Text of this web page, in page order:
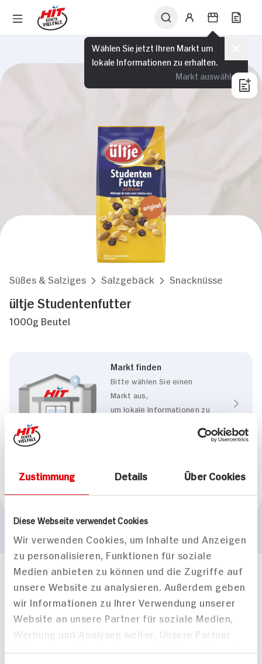
Zustimmung Details Über Cookies
Diese Webseite verwendet Cookies
Wir verwenden Cookies, um Inhalte und Anzeigen
zu personalisieren, Funktionen für soziale
Medien anbieten zu können und die Zugriffe auf
unsere Website zu analysieren. Außerdem geben
wir Informationen zu Ihrer Verwendung unserer
Website an unsere Partner für soziale Medien,
Werbung und Analysen weiter. Unsere Partner
Wählen Sie jetzt Ihren Markt um
lokale Informationen zu erhalten.
Markt auswählen
Süßes & Salziges Salzgebäck Snacknüsse
ültje Studentenfutter
1000g Beutel
Markt finden
Bitte wählen Sie einen
Markt aus,
um lokale Informationen zu
Mehr Informationen in unserem FAQ
kontakt
hit.de
Wir beantworten gerne Ihre Fragen
(0228) 42967 0